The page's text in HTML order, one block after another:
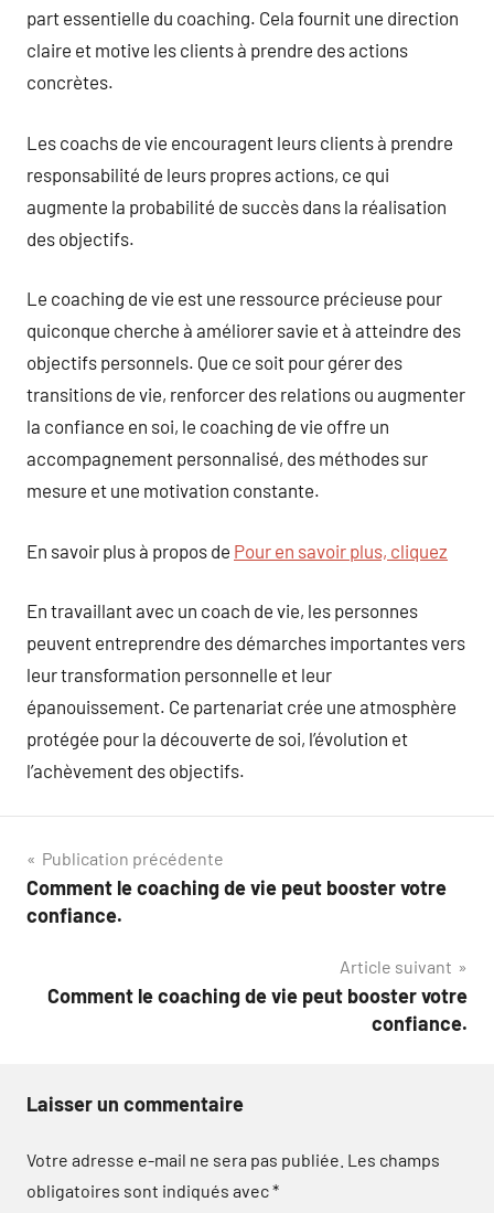
part essentielle du coaching. Cela fournit une direction
claire et motive les clients à prendre des actions
concrètes.
Les coachs de vie encouragent leurs clients à prendre
responsabilité de leurs propres actions, ce qui
augmente la probabilité de succès dans la réalisation
des objectifs.
Le coaching de vie est une ressource précieuse pour
quiconque cherche à améliorer savie et à atteindre des
objectifs personnels. Que ce soit pour gérer des
transitions de vie, renforcer des relations ou augmenter
la confiance en soi, le coaching de vie offre un
accompagnement personnalisé, des méthodes sur
mesure et une motivation constante.
En savoir plus à propos de Pour en savoir plus, cliquez
En travaillant avec un coach de vie, les personnes
peuvent entreprendre des démarches importantes vers
leur transformation personnelle et leur
épanouissement. Ce partenariat crée une atmosphère
protégée pour la découverte de soi, l’évolution et
l’achèvement des objectifs.
Navigation
de
Publication précédente
Comment le coaching de vie peut booster votre
confiance.
Article suivant
Comment le coaching de vie peut booster votre
confiance.
Laisser un commentaire
Votre adresse e-mail ne sera pas publiée. Les champs
obligatoires sont indiqués avec*